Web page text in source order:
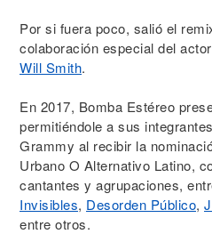
Por si fuera poco, salió el
colaboración especial del
Will Smith.
En 2017, Bomba Estéreo
permitiéndole a sus
Grammy al recibir la
Urbano O Alternativo Latino,
cantantes y agrupaciones,
Invisibles, Desorden Público,
entre otros.